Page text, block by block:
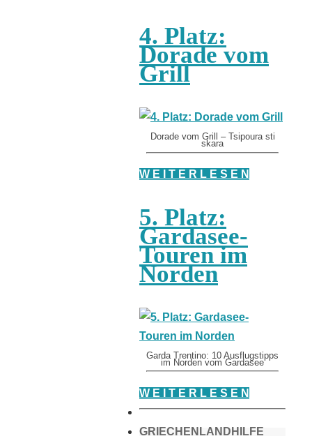
4. Platz:
Dorade vom
Grill
Dorade vom Grill – Tsipoura sti
skara
W E I T E R L E S E N
5. Platz:
Gardasee-
Touren im
Norden
Garda Trentino: 10 Ausflugstipps
im Norden vom Gardasee
W E I T E R L E S E N
GRIECHENLANDHILFE